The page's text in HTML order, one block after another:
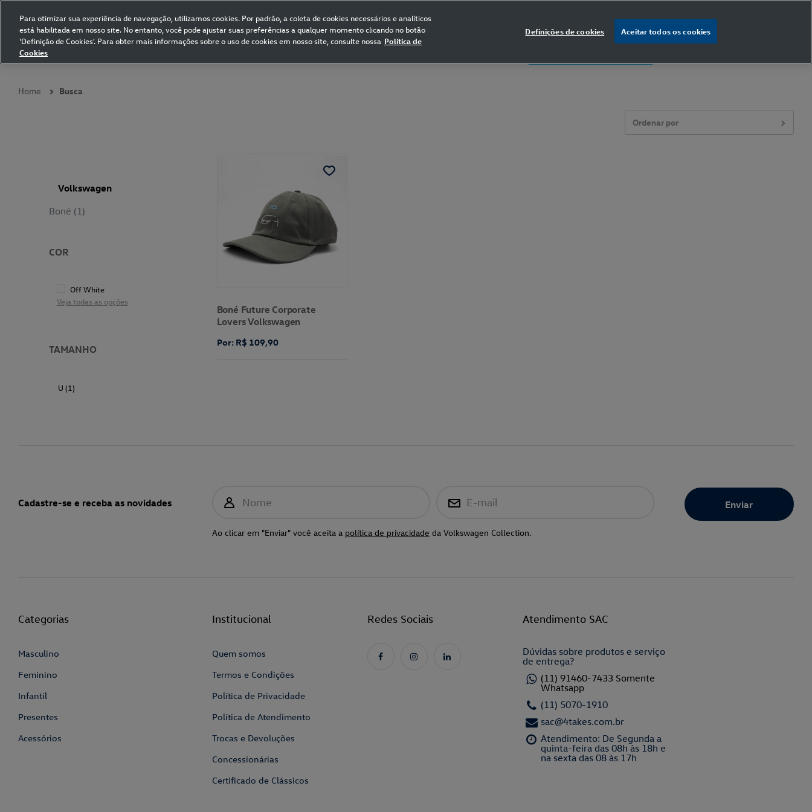
Volkswagen Collection
Coleções
Home Busca
Ordenar por
Volkswagen
Boné (1)
COR
Off White
Veja todas as opções
TAMANHO
U (1)
Boné Future Corporate
Lovers Volkswagen
Por: R$ 109,90
Cadastre-se e receba as novidades Nome E-mail
Ao clicar em "Enviar" você aceita a política de privacidade da Volkswagen Collection.
Categorias
Masculino
Feminino
Infantil
Presentes
Acessórios
Institucional
Quem somos
Termos e Condições
Política de Privacidade
Política de Atendimento
Trocas e Devoluções
Concessionárias
Certificado de Clássicos
Redes Sociais Atendimento SAC
Dúvidas sobre produtos e serviço
de entrega?
(11) 91460-7433 Somente
Whatsapp
(11) 5070-1910
sac@4takes.com.br
Atendimento: De Segunda a
quinta-feira das 08h às 18h e
na sexta das 08 às 17h
Para otimizar sua experiência de navegação, utilizamos cookies. Por padrão, a coleta de cookies necessários e analíticos
está habilitada em nosso site. No entanto, você pode ajustar suas preferências a qualquer momento clicando no botão
'Definição de Cookies'. Para obter mais informações sobre o uso de cookies em nosso site, consulte nossa Política de
Cookies
Definições de cookies Aceitar todos os cookies